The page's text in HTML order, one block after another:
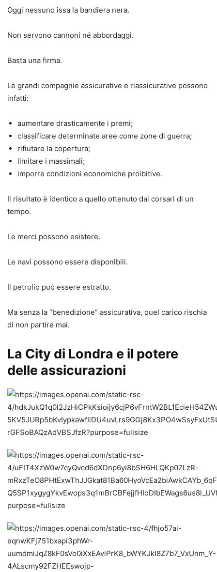
Oggi nessuno issa la bandiera nera.
Non servono cannoni né abbordaggi.
Basta una firma.
Le grandi compagnie assicurative e riassicurative possono
infatti:
aumentare drasticamente i premi;
classificare determinate aree come zone di guerra;
rifiutare la copertura;
limitare i massimali;
imporre condizioni economiche proibitive.
Il risultato è identico a quello ottenuto dai corsari di un
tempo.
Le merci possono esistere.
Le navi possono essere disponibili.
Il petrolio può essere estratto.
Ma senza la “benedizione” assicurativa, quel carico rischia
di non partire mai.
La City di Londra e il potere
delle assicurazioni